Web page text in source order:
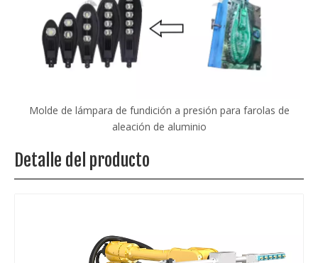
Molde de lámpara de fundición a presión para farolas de
aleación de aluminio
Detalle del producto